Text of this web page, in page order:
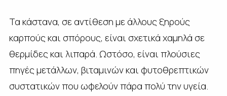
Τα κάστανα, σε αντίθεση με άλλους ξηρούς
καρπούς και σπόρους, είναι σχετικά χαμηλά σε
θερμίδες και λιπαρά. Ωστόσο, είναι πλούσιες
πηγές μετάλλων, βιταμινών και φυτοθρεπτικών
συστατικών που ωφελούν πάρα πολύ την υγεία.